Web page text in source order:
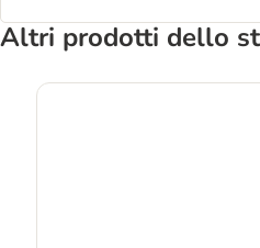
Altri prodotti dello